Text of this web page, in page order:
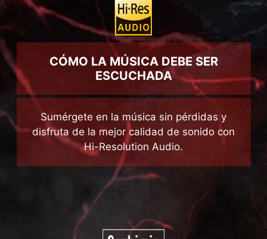
CÓMO LA MÚSICA DEBE SER
ESCUCHADA
Sumérgete en la música sin pérdidas y
disfruta de la mejor calidad de sonido con
Hi-Resolution Audio.